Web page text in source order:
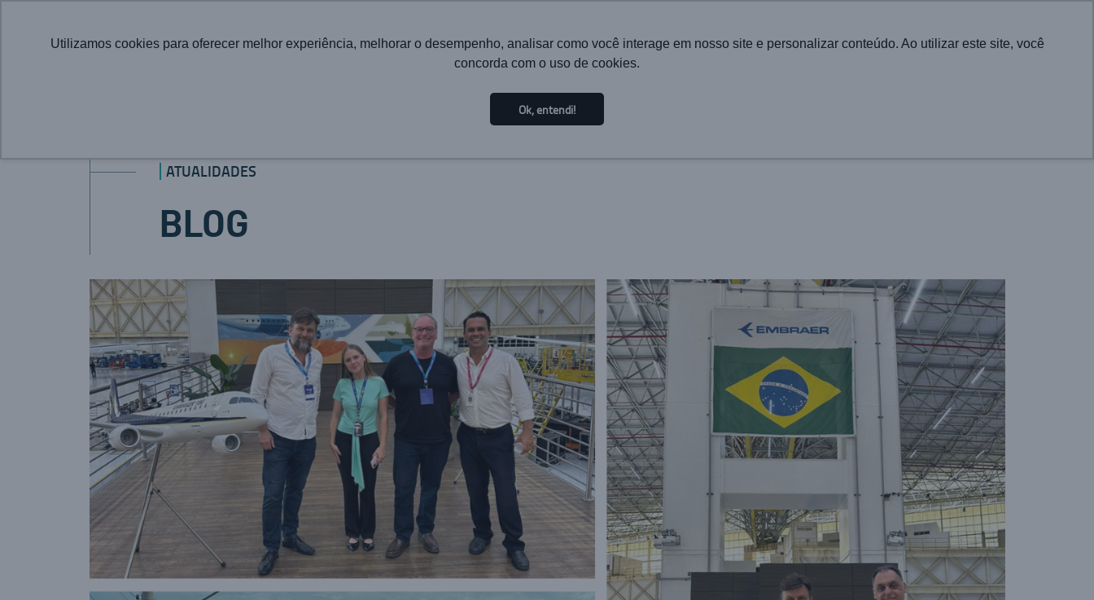
Utilizamos cookies para oferecer melhor experiência, melhorar o desempenho, analisar como você interage em nosso site e personalizar conteúdo. Ao utilizar este site, você
concorda com o uso de cookies.
Ok, entendi!
INSTITUCIONAL TECNOLOGIA
ATUALIDADES
BLOG